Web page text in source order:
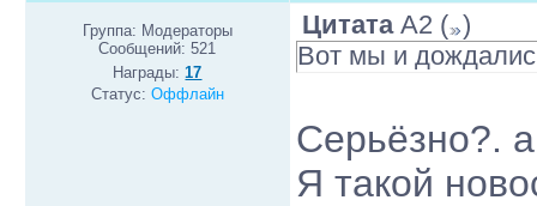
Группа: Модераторы
Сообщений:521
Награды:17
Статус: Оффлайн
Цитата A2 ( )
Вот мы и
Серьёзно?.
Я такой